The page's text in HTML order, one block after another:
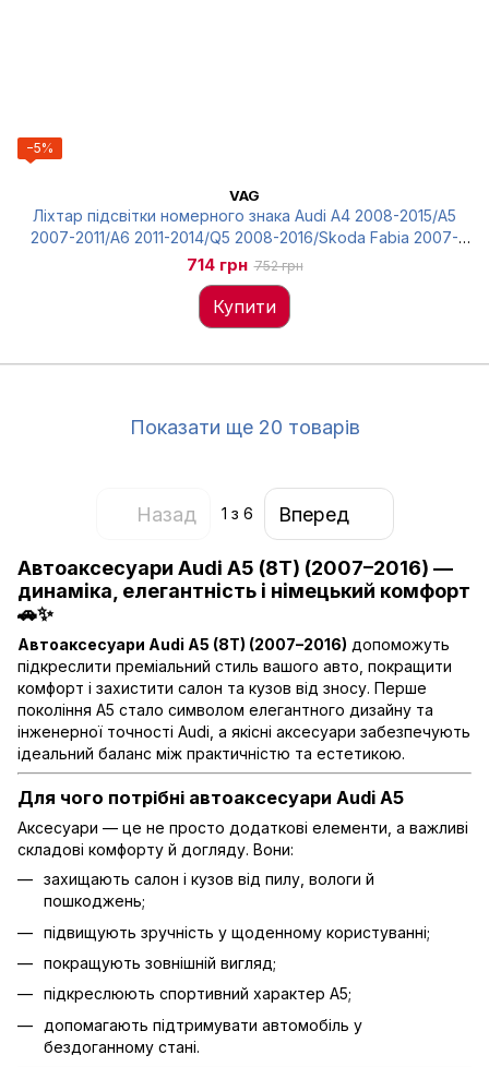
−5%
VAG
Ліхтар підсвітки номерного знака Audi A4 2008-2015/A5
2007-2011/A6 2011-2014/Q5 2008-2016/Skoda Fabia 2007-
2011/Yeti, 8T0943021
714 грн 752 грн
Купити
Показати ще 20 товарів
Назад 1 з 6 Вперед
Автоаксесуари Audi A5 (8T) (2007–2016) —
динаміка, елегантність і німецький комфорт
🚗✨
Автоаксесуари Audi A5 (8T) (2007–2016) допоможуть
підкреслити преміальний стиль вашого авто, покращити
комфорт і захистити салон та кузов від зносу. Перше
покоління A5 стало символом елегантного дизайну та
інженерної точності Audi, а якісні аксесуари забезпечують
ідеальний баланс між практичністю та естетикою.
Для чого потрібні автоаксесуари Audi A5
Аксесуари — це не просто додаткові елементи, а важливі
складові комфорту й догляду. Вони:
захищають салон і кузов від пилу, вологи й
пошкоджень;
підвищують зручність у щоденному користуванні;
покращують зовнішній вигляд;
підкреслюють спортивний характер A5;
допомагають підтримувати автомобіль у
бездоганному стані.